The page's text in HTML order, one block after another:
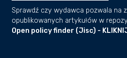
Sprawdź czy wydawca pozwala na
opublikowanych artykułów w
Open policy finder (Jisc) -